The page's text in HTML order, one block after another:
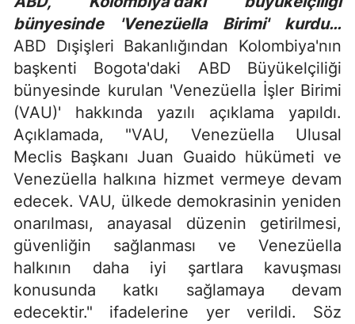
bünyesinde 'Venezüella Birimi' kurdu…
ABD Dışişleri Bakanlığından Kolombiya'nın
başkenti Bogota'daki ABD Büyükelçiliği
bünyesinde kurulan 'Venezüella İşler Birimi
(VAU)' hakkında yazılı açıklama yapıldı.
Açıklamada, "VAU, Venezüella Ulusal
Meclis Başkanı Juan Guaido hükümeti ve
Venezüella halkına hizmet vermeye devam
edecek. VAU, ülkede demokrasinin yeniden
onarılması, anayasal düzenin getirilmesi,
güvenliğin sağlanması ve Venezüella
halkının daha iyi şartlara kavuşması
konusunda katkı sağlamaya devam
edecektir." ifadelerine yer verildi. Söz